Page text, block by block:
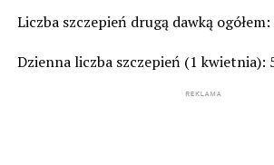
Liczba szczepień drugą dawką
Dzienna liczba szczepień (1 kwietnia):